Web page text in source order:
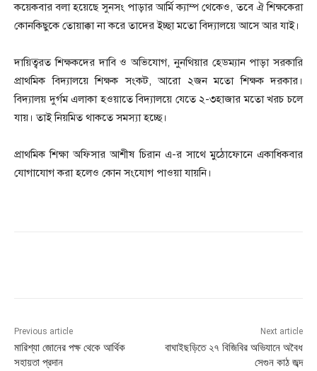
কয়েকবার বলা হয়েছে সুনসং পাড়ার আর্মি ক্যাম্প থেকেও, তবে ঐ শিক্ষকেরা
কোনকিছুকে তোয়াক্কা না করে তাদের ইচ্ছা মতো বিদ্যালয়ে আসে আর যাই।
দায়িত্বরত শিক্ষকদের দাবি ও অভিযোগ, নুনথিয়ার হেডম্যান পাড়া সরকারি
প্রাথমিক বিদ্যালয়ে শিক্ষক সংকট, আরো ২জন মতো শিক্ষক দরকার।
বিদ্যালয় দুর্গম এলাকা হওয়াতে বিদ্যালয়ে যেতে ২-৩হাজার মতো খরচ চলে
যায়। তাই নিয়মিত থাকতে সমস্যা হচ্ছে।
প্রাথমিক শিক্ষা অফিসার আশীষ চিরান এ-র সাথে মুঠোফোনে একাধিকবার
যোগাযোগ করা হলেও কোন সংযোগ পাওয়া যায়নি।
Previous article
মারিশ্যা জোনের পক্ষ থেকে আর্থিক
সহায়তা প্রদান
Next article
বাঘাইছড়িতে ২৭ বিজিবির অভিযানে অবৈধ
সেগুন কাঠ জব্দ